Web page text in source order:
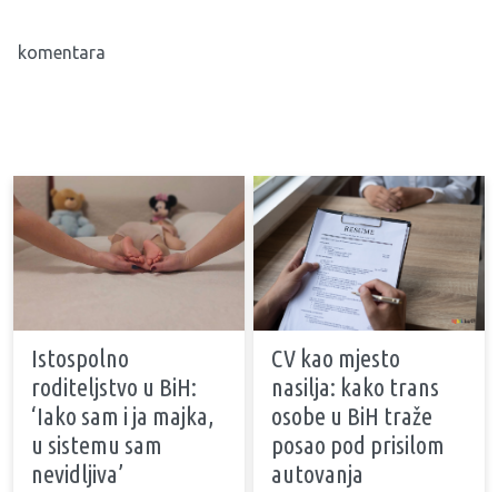
komentara
Istospolno
roditeljstvo u BiH:
‘Iako sam i ja majka,
u sistemu sam
nevidljiva’
CV kao mjesto
nasilja: kako trans
osobe u BiH traže
posao pod prisilom
autovanja